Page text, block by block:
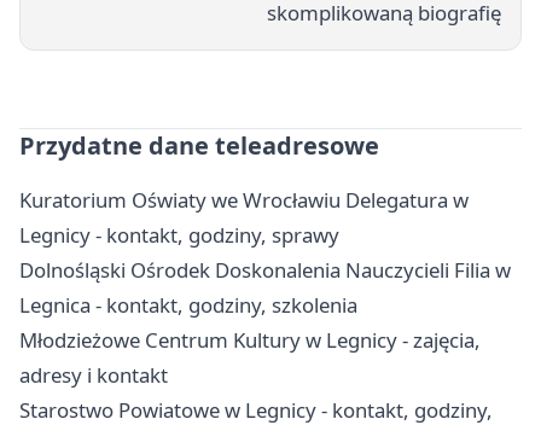
skomplikowaną biografię
Przydatne dane teleadresowe
Kuratorium Oświaty we Wrocławiu Delegatura w
Legnicy - kontakt, godziny, sprawy
Dolnośląski Ośrodek Doskonalenia Nauczycieli Filia w
Legnica - kontakt, godziny, szkolenia
Młodzieżowe Centrum Kultury w Legnicy - zajęcia,
adresy i kontakt
Starostwo Powiatowe w Legnicy - kontakt, godziny,